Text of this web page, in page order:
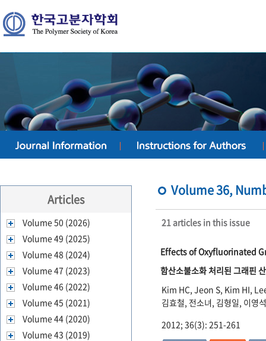
Articles
Volume 50 (2026)
Volume 49 (2025)
Volume 48 (2024)
Volume 47 (2023)
Volume 46 (2022)
Volume 45 (2021)
Volume 44 (2020)
Volume 43 (2019)
Volume 36,
21 articles in this issue
Effects of Oxyfluorinated
함산소불소화 처리된 그래핀
Kim HC, Jeon S, Kim HI,
김효철, 전소녀, 김형일, 이영
2012; 36(3): 251-261